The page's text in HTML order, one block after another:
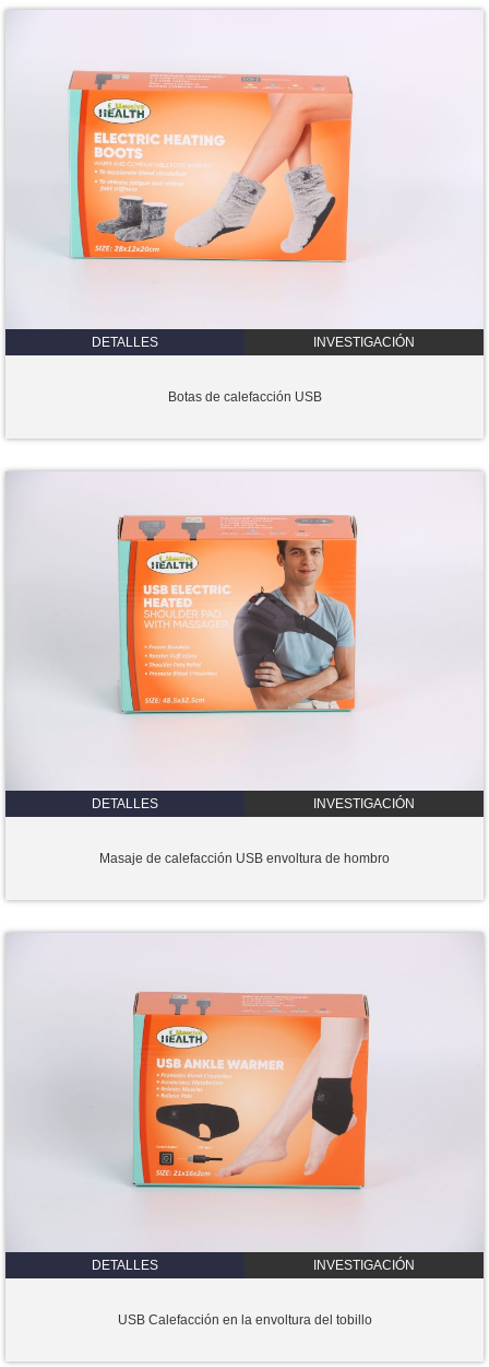
DETALLES INVESTIGACIÓN
Botas de calefacción USB
DETALLES INVESTIGACIÓN
Masaje de calefacción USB envoltura de hombro
DETALLES INVESTIGACIÓN
USB Calefacción en la envoltura del tobillo